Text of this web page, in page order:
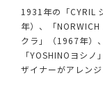
1931年の「CYRIL
年）、「
クラ」（1967年）
「YOSHINOヨシ
ザイナーがアレン